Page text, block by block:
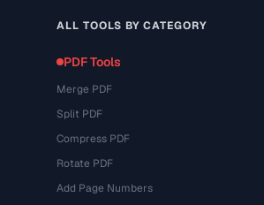
ALL TOOLS BY CATEGORY
PDF Tools
Merge PDF
Split PDF
Compress PDF
Rotate PDF
Add Page Numbers